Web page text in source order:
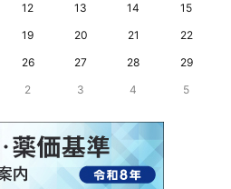
12 13 14
15
19 20 21
22
26 27 28
29
2 3 4 5